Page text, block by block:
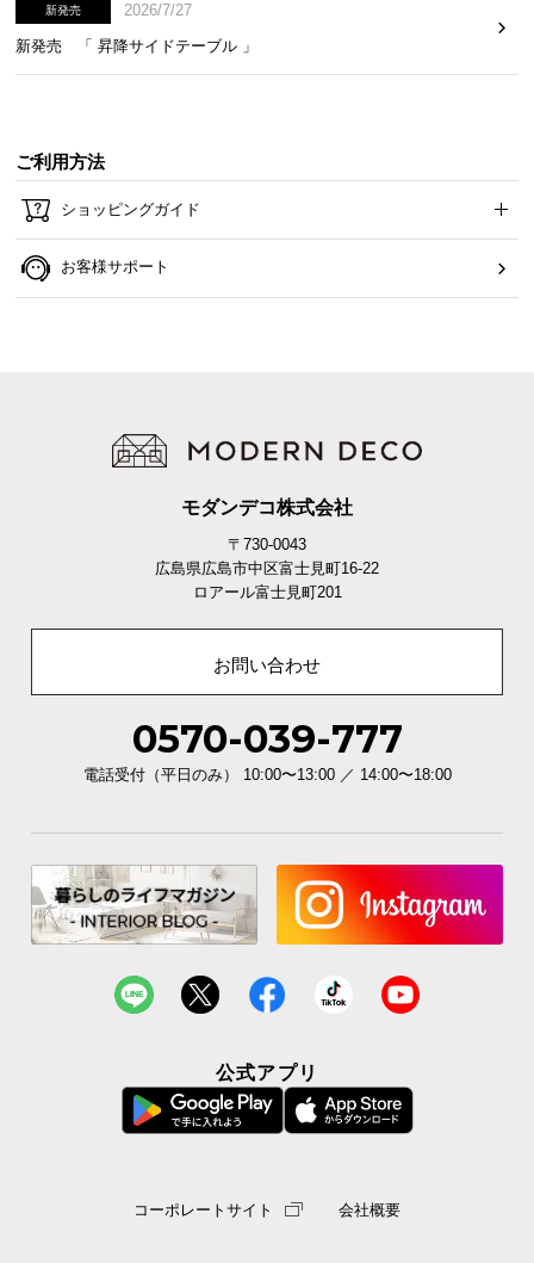
新発売
2026/7/27
新発売 「 昇降サイドテーブル 」
ご利用方法
ショッピングガイド
お客様サポート
モダンデコ株式会社
〒730-0043
広島県広島市中区富士見町16-22
ロアール富士見町201
お問い合わせ
0570-039-777
電話受付（平日のみ） 10:00〜13:00 ／ 14:00〜18:00
公式アプリ
コーポレートサイト 会社概要